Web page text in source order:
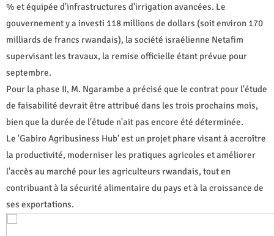
% et équipée d'infrastructures d'irrigation avancées. Le
gouvernement y a investi 118 millions de dollars (soit environ 170
milliards de francs rwandais), la société israélienne Netafim
supervisant les travaux, la remise officielle étant prévue pour
septembre.
Pour la phase II, M. Ngarambe a précisé que le contrat pour l'étude
de faisabilité devrait être attribué dans les trois prochains mois,
bien que la durée de l'étude n'ait pas encore été déterminée.
Le 'Gabiro Agribusiness Hub' est un projet phare visant à accroître
la productivité, moderniser les pratiques agricoles et améliorer
l'accès au marché pour les agriculteurs rwandais, tout en
contribuant à la sécurité alimentaire du pays et à la croissance de
ses exportations.